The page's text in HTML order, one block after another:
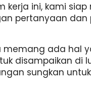
kerja ini, kami
pertanyaan dan
memang ada hal
disampaikan di
sungkan